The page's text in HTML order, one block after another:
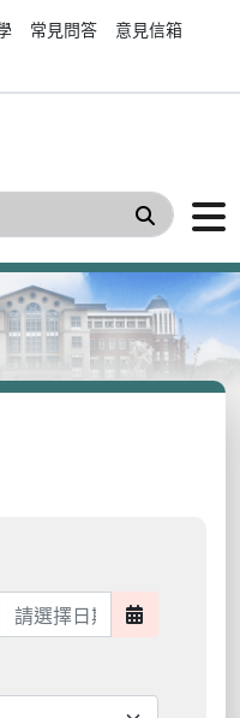
常見問答 意見信箱
搜尋
始
日期範圍結束 日期範圍